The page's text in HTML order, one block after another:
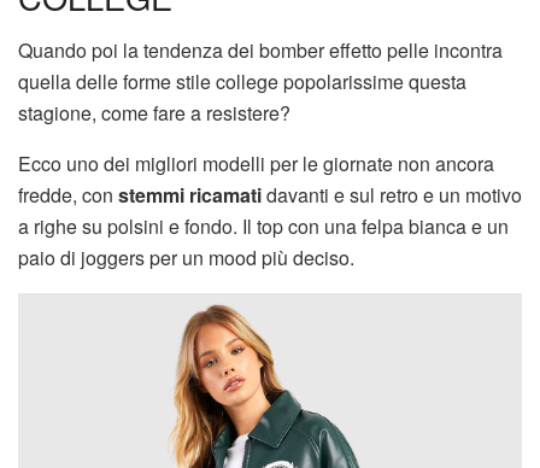
Quando poi la tendenza dei bomber effetto pelle incontra
quella delle forme stile college popolarissime questa
stagione, come fare a resistere?
Ecco uno dei migliori modelli per le giornate non ancora
fredde, con stemmi ricamatidavanti e sul retro e un motivo
a righe su polsini e fondo. Il top con una felpa bianca e un
paio di joggers per un mood più deciso.